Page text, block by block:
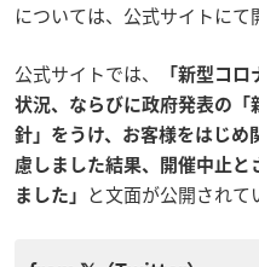
については、公式サイトにて
公式サイトでは、
「新型コ
状況、ならびに政府発表の「
針」をうけ、お客様をはじめ
慮しました結果、開催中止と
ました」
と文面が公開されて